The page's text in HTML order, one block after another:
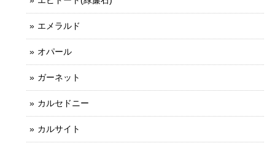
エメラルド
オパール
ガーネット
カルセドニー
カルサイト